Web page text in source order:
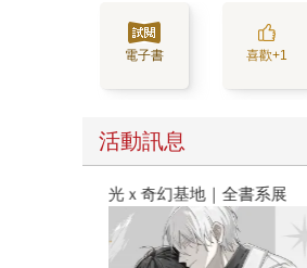
電子書 喜歡+1
活動訊息
春光ｘ奇幻基地｜全書系展